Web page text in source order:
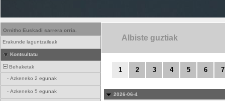
Ornitho Euskadi sarrera orria.
Erakunde laguntzaileak
Kontsultatu
Behaketak
- Azkeneko 2 egunak
- Azkeneko 5 egunak
Albiste guztiak
1 2 3 4 5 6 7
2026-06-4